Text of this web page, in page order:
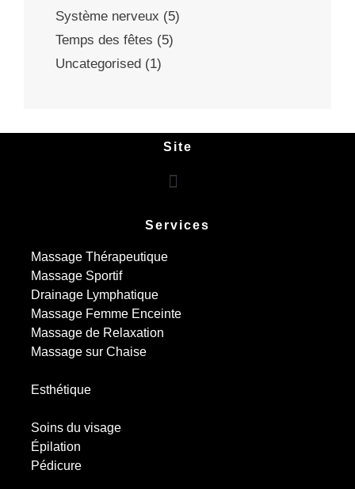
Système nerveux (5)
Temps des fêtes (5)
Uncategorised (1)
Site
Services
Massage Thérapeutique
Massage Sportif
Drainage Lymphatique
Massage Femme Enceinte
Massage de Relaxation
Massage sur Chaise
Esthétique
Soins du visage
Épilation
Pédicure